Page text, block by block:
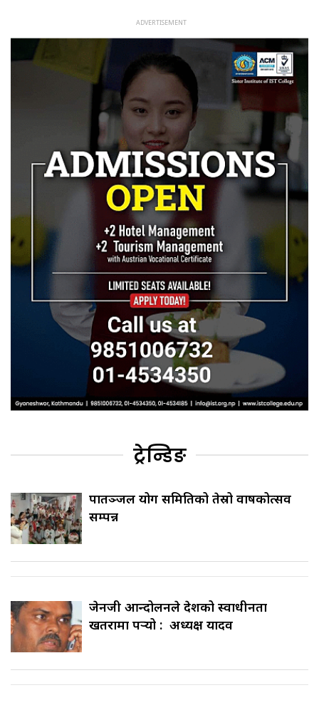
ट्रेन्डिङ
पातञ्जल योग समितिको तेस्रो वार्षिकोत्सव
सम्पन्न
जेनजी आन्दोलनले देशको स्वाधीनता
खतरामा पर्‍यो : अध्यक्ष यादव